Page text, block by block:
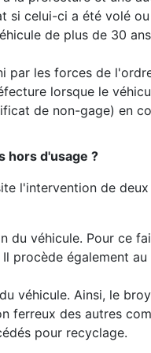
si celui-ci a été volé
de plus de 30
par les forces de
lorsque le
de non-gage) en
hors d'usage ?
l'intervention de
du véhicule. Pour ce
procède également
véhicule. Ainsi, le
ferreux des autres
pour recyclage.